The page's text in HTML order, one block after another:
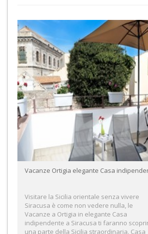
Vacanze Ortigia elegante Casa
Visitare la Sicilia orientale senza vivere
Siracusa è come non vedere nulla, le
Vacanze a Ortigia in elegante Casa
indipendente a Siracusa ti faranno
una parte della Sicilia straordinaria. Casa